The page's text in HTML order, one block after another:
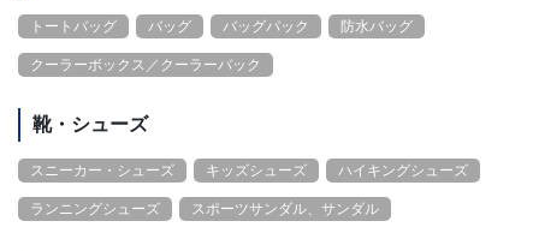
トートバッグ バッグ バッグパック 防水バッグ
クーラーボックス／クーラーバック
靴・シューズ
スニーカー・シューズ キッズシューズ ハイキングシューズ
ランニングシューズ スポーツサンダル、サンダル